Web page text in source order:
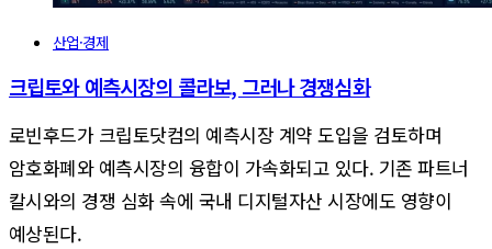
산업·경제
크립토와 예측시장의 콜라보, 그러나 경쟁심화
로빈후드가 크립토닷컴의 예측시장 계약 도입을 검토하며
암호화폐와 예측시장의 융합이 가속화되고 있다. 기존 파트너
칼시와의 경쟁 심화 속에 국내 디지털자산 시장에도 영향이
예상된다.